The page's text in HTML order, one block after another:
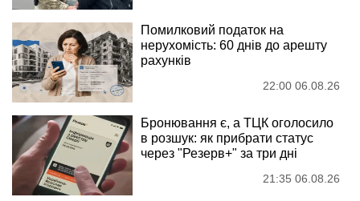
Помилковий податок на
нерухомість: 60 днів до арешту
рахунків
22:00 06.08.26
Бронювання є, а ТЦК оголосило
в розшук: як прибрати статус
через "Резерв+" за три дні
21:35 06.08.26